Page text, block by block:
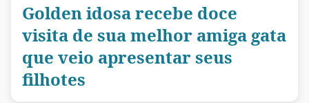
Golden idosa recebe doce
visita de sua melhor amiga gata
que veio apresentar seus
filhotes